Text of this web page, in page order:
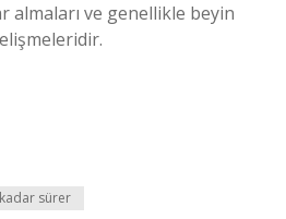
almaları ve genellikle beyin
sürer